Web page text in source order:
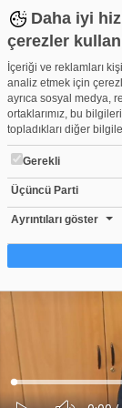
Daha iyi
çerezler
İçeriği ve reklamları
analiz etmek için
ayrıca sosyal medya,
ortaklarımız, bu
topladıkları diğer
Gerekli
Üçüncü Parti
Ayrıntıları göster
Çerez nedir?
Çerezler, web-
amacıyla kullandığı
işletilmesi için
Diğer çerez türleri için
kullanmaktadır. Bazı
tarafından yerleştirilir.
Ses
Yükleniyor:
Bursa İl Mili